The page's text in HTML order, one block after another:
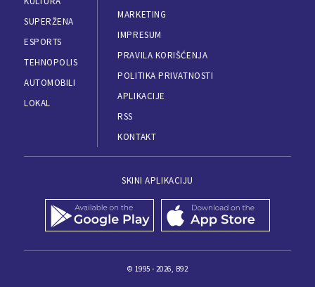
SUPERŽENA
ESPORTS
TEHNOPOLIS
AUTOMOBILI
LOKAL
MARKETING
IMPRESUM
PRAVILA KORIŠĆENJA
POLITIKA PRIVATNOSTI
APLIKACIJE
RSS
KONTAKT
SKINI APLIKACIJU
© 1995 - 2026, B92